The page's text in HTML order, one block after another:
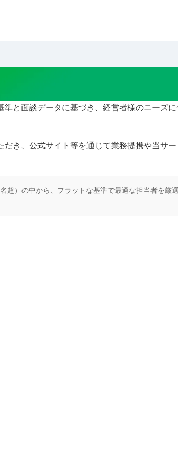
と面談データに基づき、経営者様のニーズ
き、公式サイト等を通じて業務提携や当サ
）の中から、フラットな基準で最適な担当者を厳